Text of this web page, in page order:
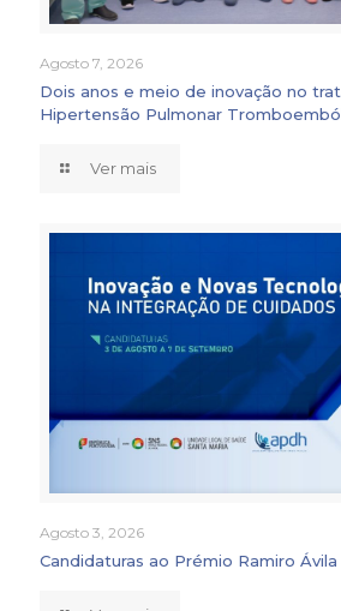
Agosto 7, 2026
Dois anos e meio de inovação no
Hipertensão Pulmonar
Ver mais
Agosto 3, 2026
Candidaturas ao Prémio Ramiro